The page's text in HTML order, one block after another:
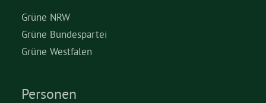
Grüne NRW
Grüne Bundespartei
Grüne Westfalen
Personen